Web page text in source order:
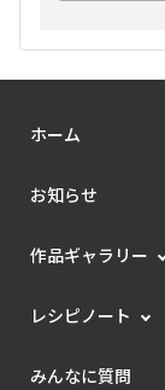
ホーム
お知らせ
作品ギャラリー
レシピノート
みんなに質問